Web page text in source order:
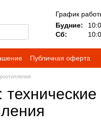
График
Будние:
Сб:
Публичная оферта